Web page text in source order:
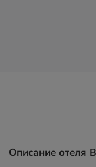
Описание отеля